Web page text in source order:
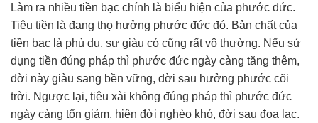
Làm ra nhiều tiền bạc chính là biểu hiện của phước đức.
Tiêu tiền là đang thọ hưởng phước đức đó. Bản chất của
tiền bạc là phù du, sự giàu có cũng rất vô thường. Nếu sử
dụng tiền đúng pháp thì phước đức ngày càng tăng thêm,
đời này giàu sang bền vững, đời sau hưởng phước cõi
trời. Ngược lại, tiêu xài không đúng pháp thì phước đức
ngày càng tổn giảm, hiện đời nghèo khó, đời sau đọa lạc.